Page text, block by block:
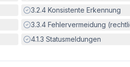
Erfüllt:
3.2.4 Konsistente Erkennung
Erfüllt:
3.3.4 Fehlervermeidung
Erfüllt:
4.1.3 Statusmeldungen